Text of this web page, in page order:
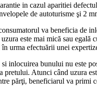
in cazul aparitiei
de autoturisme şi 2
va beneficia de
este mai mică sau
urma efectuării unei
inlocuirea bunului nu este
pretului. Atunci când uzura
părţi, beneficiarul va primi